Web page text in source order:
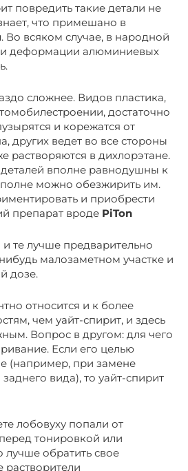
повредить такие детали не
что примешано в
Во всяком случае, в народной
деформации алюминиевых
сложнее. Видов пластика,
достаточно
и корежатся от
других ведет во все стороны
растворяются в дихлорэтане.
вполне равнодушны к
можно обезжирить им.
и приобрести
препарат вроде PiTon
и те лучше предварительно
малозаметном участке и
дозе.
относится и к более
чем уайт-спирит, и здесь
Вопрос в другом: для чего
Если его целью
(например, при замене
вида), то уайт-спирит
лобовуху попали от
тонировкой или
лучше обратить свое
растворители